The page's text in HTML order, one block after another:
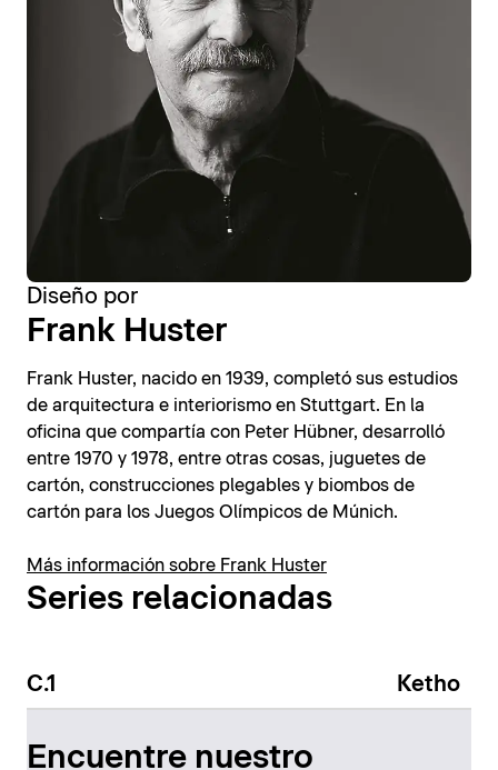
Diseño por
Frank Huster
Frank Huster, nacido en 1939, completó sus estudios
de arquitectura e interiorismo en Stuttgart. En la
oficina que compartía con Peter Hübner, desarrolló
entre 1970 y 1978, entre otras cosas, juguetes de
cartón, construcciones plegables y biombos de
cartón para los Juegos Olímpicos de Múnich.
Más información sobre Frank Huster
Series relacionadas
C.1 Ketho
Encuentre nuestro